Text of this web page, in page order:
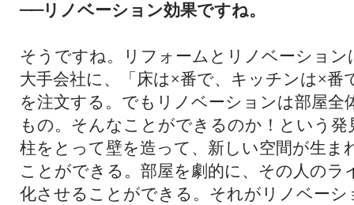
──リノベーション効果ですね。
そうですね。リフォームとリノベーショ
大手会社に、「床は×番で、キッチンは×
を注文する。でもリノベーションは部屋全
もの。そんなことができるのか！という
柱をとって壁を造って、新しい空間が生ま
ことができる。部屋を劇的に、その人の
化させることができる。それがリノベーシ